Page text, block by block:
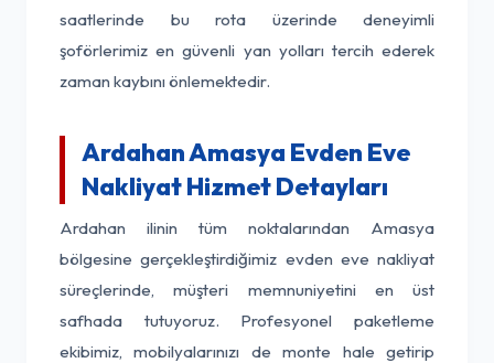
saatlerinde bu rota üzerinde deneyimli
şoförlerimiz en güvenli yan yolları tercih ederek
zaman kaybını önlemektedir.
Ardahan Amasya Evden Eve
Nakliyat Hizmet Detayları
Ardahan ilinin tüm noktalarından Amasya
bölgesine gerçekleştirdiğimiz evden eve nakliyat
süreçlerinde, müşteri memnuniyetini en üst
safhada tutuyoruz. Profesyonel paketleme
ekibimiz, mobilyalarınızı de monte hale getirip